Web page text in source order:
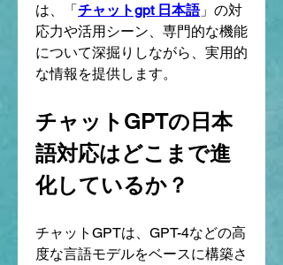
は、「チャットgpt 日本語」の対
応力や活用シーン、専門的な機能
について深掘りしながら、実用的
な情報を提供します。
チャットGPTの日本
語対応はどこまで進
化しているか？
チャットGPTは、GPT-4などの高
度な言語モデルをベースに構築さ